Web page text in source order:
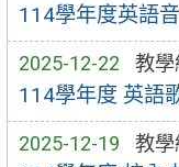
114學年度英語
2025-12-22 教學
114學年度 英語
2025-12-19 教學